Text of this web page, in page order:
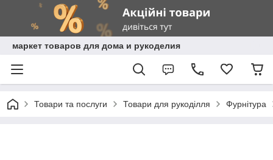
маркет товаров для дома и рукоделия
Товари та послуги Товари для рукоділля Фурнітура